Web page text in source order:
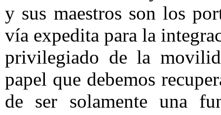
y sus maestros son los
vía expedita para la
privilegiado de la
papel que debemos
de ser solamente una